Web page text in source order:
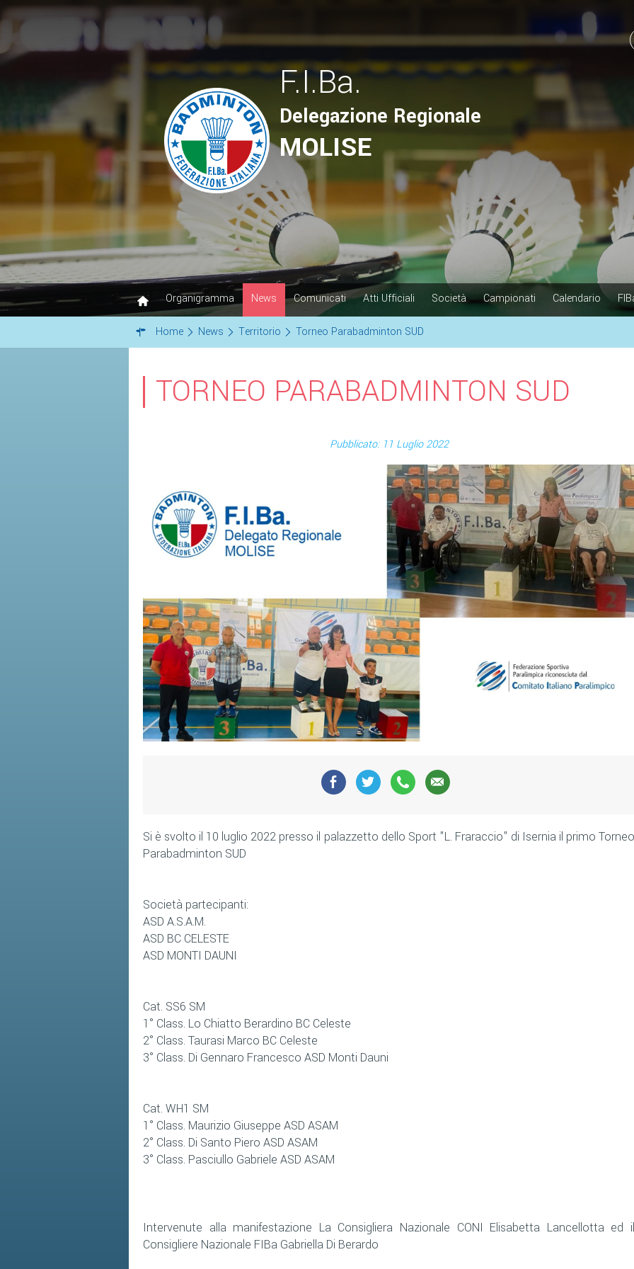
F.I.Ba.
Delegazione Regionale
MOLISE
Organigramma News Comunicati Atti Ufficiali Società Campionati Calendario
Home News Territorio Torneo Parabadminton SUD
TORNEO PARABADMINTON SUD
Pubblicato: 11 Luglio 2022
Si è svolto il 10 luglio 2022 presso il palazzetto dello Sport "L. Fraraccio" di Isernia il primo Torneo
Parabadminton SUD
Società partecipanti:
ASD A.S.A.M.
ASD BC CELESTE
ASD MONTI DAUNI
Cat. SS6 SM
1° Class. Lo Chiatto Berardino BC Celeste
2° Class. Taurasi Marco BC Celeste
3° Class. Di Gennaro Francesco ASD Monti Dauni
Cat. WH1 SM
1° Class. Maurizio Giuseppe ASD ASAM
2° Class. Di Santo Piero ASD ASAM
3° Class. Pasciullo Gabriele ASD ASAM
Intervenute alla manifestazione La Consigliera Nazionale CONI Elisabetta Lancellotta ed il
Consigliere Nazionale FIBa Gabriella Di Berardo